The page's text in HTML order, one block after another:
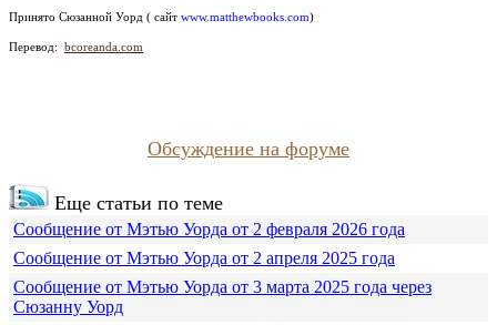
Принято Сюзанной Уорд ( сайт www.matthewbooks.com)
Перевод: bcoreanda.com
Обсуждение на форуме
Еще статьи по теме
Сообщение от Мэтью Уорда от 2 февраля 2026 года
Сообщение от Мэтью Уорда от 2 апреля 2025 года
Сообщение от Мэтью Уорда от 3 марта 2025 года через
Сюзанну Уорд